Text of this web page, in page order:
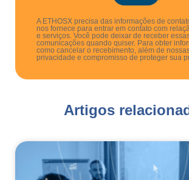
A ETHOSX precisa das informações de
nos fornece para entrar em contato com
e serviços. Você pode deixar de receber
comunicações quando quiser. Para obter
como cancelar o recebimento, além de
privacidade e compromisso de proteger sua
Artigos